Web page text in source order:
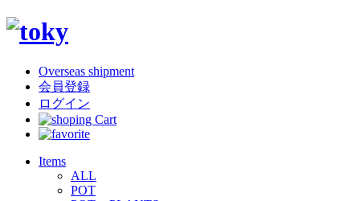
Overseas shipment
会員登録
ログイン
Items
ALL
POT